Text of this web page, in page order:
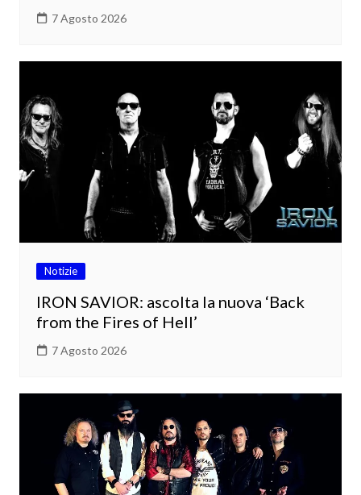
7 Agosto 2026
Notizie
IRON SAVIOR: ascolta la nuova ‘Back
from the Fires of Hell’
7 Agosto 2026